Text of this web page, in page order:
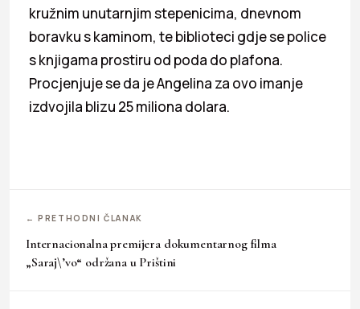
kružnim unutarnjim stepenicima, dnevnom
boravku s kaminom, te biblioteci gdje se police
s knjigama prostiru od poda do plafona.
Procjenjuje se da je Angelina za ovo imanje
izdvojila blizu 25 miliona dolara.
← PRETHODNI ČLANAK
Internacionalna premijera dokumentarnog filma
„Saraj\’vo“ održana u Prištini